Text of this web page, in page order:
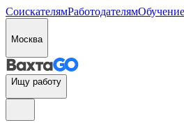
СоискателямРаботодателям
Москва
Ищу работу